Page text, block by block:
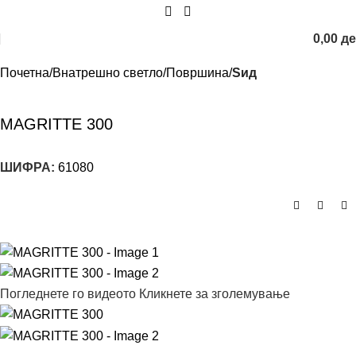
0,00
Почетна Внатрешно светло Површина Sид
MAGRITTE 300
ШИФРА: 61080
Погледнете го видеото Кликнете за зголемување